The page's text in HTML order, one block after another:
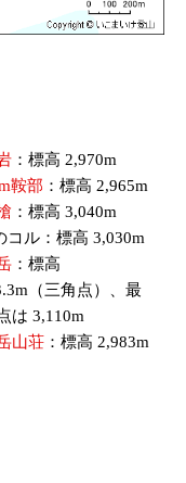
：標高 2,970m
鞍部 ：標高 2,965m
：標高 3,040m
コル：標高 3,030m
：標高
（三角点）、最
は 3,110m
山荘 ：標高 2,983m